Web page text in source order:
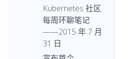
Kubernetes 社区
每周环聊笔记
——2015 年 7 月
31 日